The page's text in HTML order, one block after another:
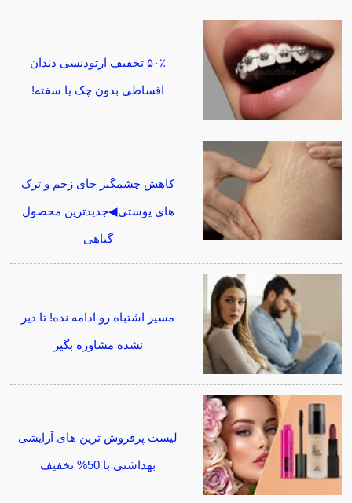
۵۰٪ تخفیف ارتودنسی دندان
اقساطی بدون چک یا سفته!
کاهش چشمگیر جای زخم و ترک
های پوستی◀جدیدترین محصول
گیاهی
مسیر اشتباه رو ادامه نده! تا دیر
نشده مشاوره بگیر
لیست پرفروش ترین های آرایشی
بهداشتی با 50% تخفیف